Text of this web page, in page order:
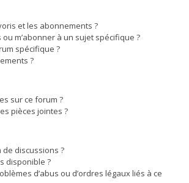
et les abonnements ?
m’abonner à un sujet spécifique ?
spécifique ?
?
sur ce forum ?
pièces jointes ?
discussions ?
disponible ?
d’abus ou d’ordres légaux liés à ce